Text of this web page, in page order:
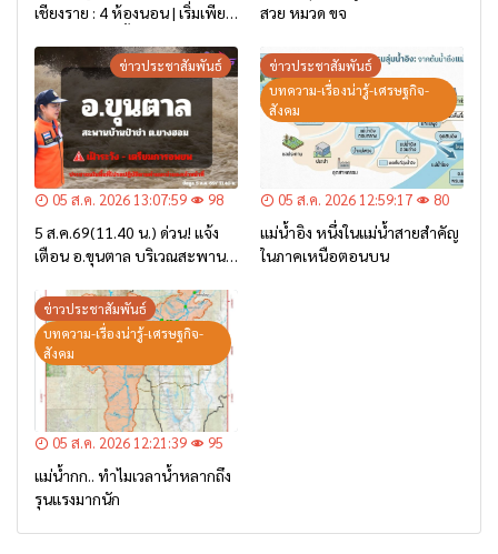
เชียงราย : 4 ห้องนอน | เริ่มเพียง
สวย หมวด ขจ
ข่าวประชาสัมพันธ์
05 ส.ค. 2026 13:07:59 98
5 ส.ค.69(11.40 น.) ด่วน! แจ้ง
เตือน อ.ขุนตาล บริเวณสะพาน
– เตรียมการอพยพ”
ข่าวประชาสัมพันธ์
บทความ-เรื่องน่ารู้-เศรษฐกิจ-
สังคม
05 ส.ค. 2026 12:59:17 80
แม่น้ำอิง หนึ่งในแม่น้ำสายสำคัญ
ในภาคเหนือตอนบน
ข่าวประชาสัมพันธ์
บทความ-เรื่องน่ารู้-เศรษฐกิจ-
สังคม
05 ส.ค. 2026 12:21:39 95
แม่น้ำกก.. ทำไมเวลาน้ำหลากถึง
รุนแรงมากนัก